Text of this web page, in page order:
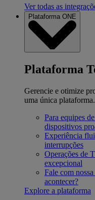
Ver todas as
Plataforma ONE
Plataforma
Gerencie e otimize
uma única plataforma.
Para equipes
dispositivos
Experiência
interrupções
Operações de
excepcional
Fale com
acontecer?
Explore a plataforma